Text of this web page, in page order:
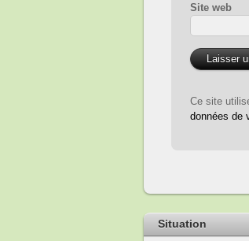
Site web
Ce site
données de
Situation